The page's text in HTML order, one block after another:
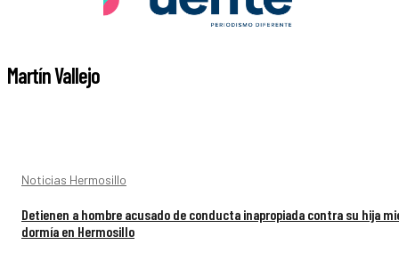
Martín Vallejo
Noticias Hermosillo
Detienen a hombre acusado de conducta inapropiada contra su hija
dormía en Hermosillo